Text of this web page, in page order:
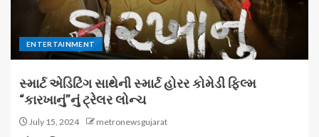
ENTERTAINMENT
સ્માર્ટ એડિટિંગ સાથેની સ્માર્ટ હોરર કોમેડી ફિલ્મ
“કારખાનું”નું ટ્રેલર લોન્ચ
July 15, 2024 metronewsgujarat